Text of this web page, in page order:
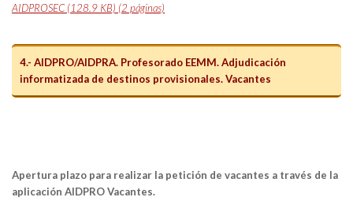
AIDPROSEC (128.9 KB) (2 páginas)
4.- AIDPRO/AIDPRA. Profesorado EEMM. Adjudicación
informatizada de destinos provisionales. Vacantes
Apertura plazo para realizar la petición de vacantes a través de la
aplicación AIDPRO Vacantes.